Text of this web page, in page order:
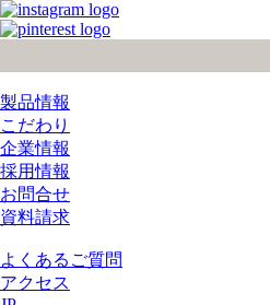
製品情報
こだわり
企業情報
採用情報
お問合せ
資料請求
よくあるご質問
アクセス